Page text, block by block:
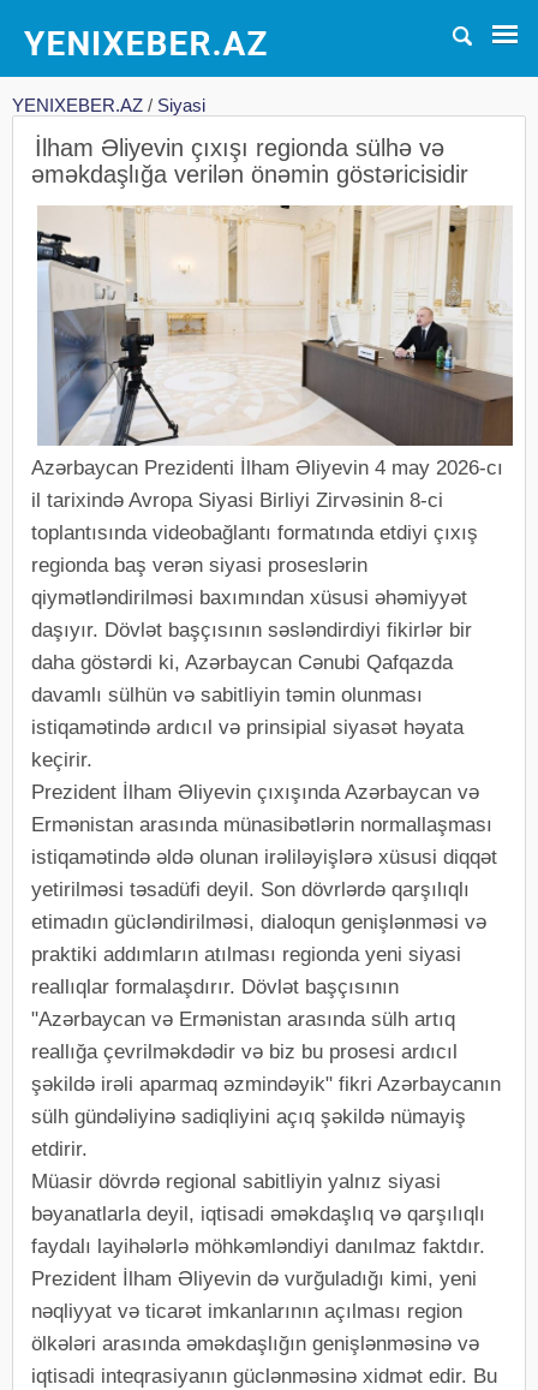
YENIXEBER.AZ / Siyasi
İlham Əliyevin çıxışı regionda sülhə və
əməkdaşlığa verilən önəmin göstəricisidir
Azərbaycan Prezidenti İlham Əliyevin 4 may 2026-cı
il tarixində Avropa Siyasi Birliyi Zirvəsinin 8-ci
toplantısında videobağlantı formatında etdiyi çıxış
regionda baş verən siyasi proseslərin
qiymətləndirilməsi baxımından xüsusi əhəmiyyət
daşıyır. Dövlət başçısının səsləndirdiyi fikirlər bir
daha göstərdi ki, Azərbaycan Cənubi Qafqazda
davamlı sülhün və sabitliyin təmin olunması
istiqamətində ardıcıl və prinsipial siyasət həyata
keçirir.
Prezident İlham Əliyevin çıxışında Azərbaycan və
Ermənistan arasında münasibətlərin normallaşması
istiqamətində əldə olunan irəliləyişlərə xüsusi diqqət
yetirilməsi təsadüfi deyil. Son dövrlərdə qarşılıqlı
etimadın gücləndirilməsi, dialoqun genişlənməsi və
praktiki addımların atılması regionda yeni siyasi
reallıqlar formalaşdırır. Dövlət başçısının
"Azərbaycan və Ermənistan arasında sülh artıq
reallığa çevrilməkdədir və biz bu prosesi ardıcıl
şəkildə irəli aparmaq əzmindəyik" fikri Azərbaycanın
sülh gündəliyinə sadiqliyini açıq şəkildə nümayiş
etdirir.
Müasir dövrdə regional sabitliyin yalnız siyasi
bəyanatlarla deyil, iqtisadi əməkdaşlıq və qarşılıqlı
faydalı layihələrlə möhkəmləndiyi danılmaz faktdır.
Prezident İlham Əliyevin də vurğuladığı kimi, yeni
nəqliyyat və ticarət imkanlarının açılması region
ölkələri arasında əməkdaşlığın genişlənməsinə və
iqtisadi inteqrasiyanın güclənməsinə xidmət edir. Bu